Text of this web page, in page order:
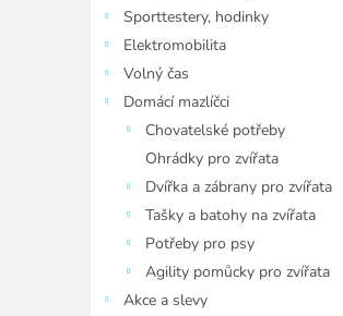
Sporttestery, hodinky
Elektromobilita
Volný čas
Domácí mazlíčci
Chovatelské potřeby
Ohrádky pro zvířata
Dvířka a zábrany pro zvířata
Tašky a batohy na zvířata
Potřeby pro psy
Agility pomůcky pro zvířata
Akce a slevy